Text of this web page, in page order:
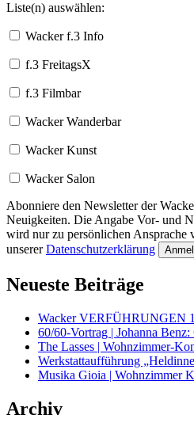
Liste(n) auswählen:
Wacker f.3 Info
f.3 FreitagsX
f.3 Filmbar
Wacker Wanderbar
Wacker Kunst
Wacker Salon
Abonniere den Newsletter der
Neuigkeiten. Die Angabe Vor- und
wird nur zu persönlichen Ansprache
unsererDatenschutzerklärung
Neueste Beiträge
Wacker VERFÜHRUNGEN
60/60-Vortrag | Johanna
The Lasses | Wohnzimmer-
Werkstattaufführung
Musika Gioia | Wohnzimmer
Archiv